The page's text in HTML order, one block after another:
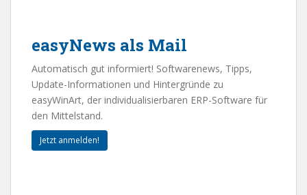
easyNews als Mail
Automatisch gut informiert! Softwarenews, Tipps,
Update-Informationen und Hintergründe zu
easyWinArt, der individualisierbaren ERP-Software für
den Mittelstand.
Jetzt anmelden!